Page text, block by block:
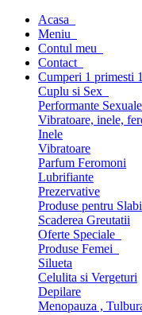
Acasa
Meniu
Contul meu
Contact
Cumperi 1 primesti
Cuplu si Sex
Performante Sexuale
Vibratoare, inele,
Inele
Vibratoare
Parfum Feromoni
Lubrifiante
Prezervative
Produse pentru
Scaderea Greutatii
Oferte Speciale
Produse Femei
Silueta
Celulita si Vergeturi
Depilare
Menopauza ,